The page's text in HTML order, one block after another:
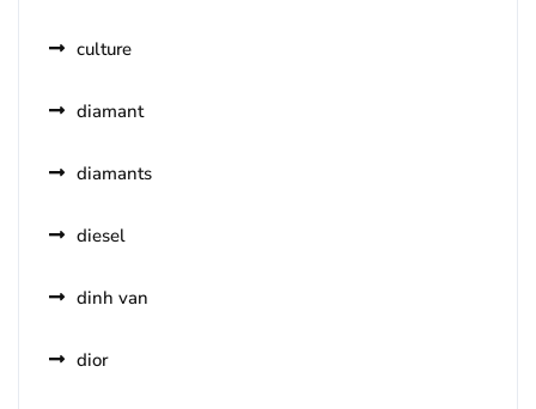
culture
diamant
diamants
diesel
dinh van
dior